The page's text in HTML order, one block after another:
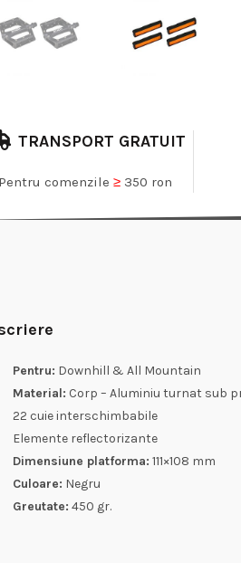
TRANSPORT GRATUIT
Pentru comenzile ≥350 ron
Pentru: Downhill & All Mountain
Material: Corp – Aluminiu turnat sub
22 cuie interschimbabile
Elemente reflectorizante
Dimensiune platforma: 111×108 mm
Culoare: Negru
Greutate: 450 gr.